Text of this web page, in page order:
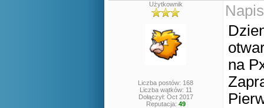
Użytkownik
Liczba postów: 168
Liczba wątków: 11
Dołączył: Oct 2017
Reputacja: 49
na